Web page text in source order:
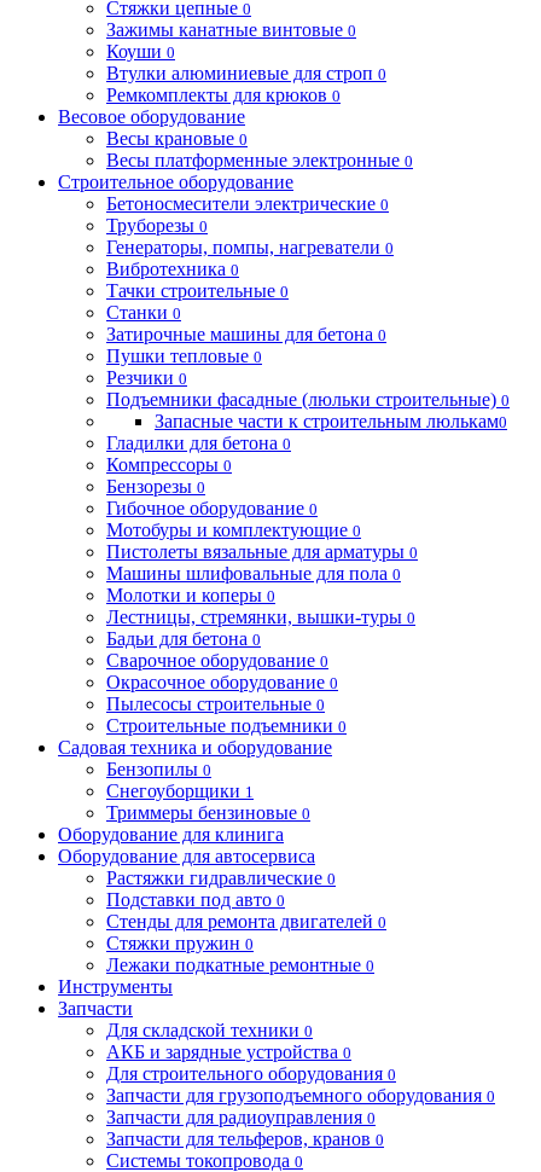
Стяжки цепные 0
Зажимы канатные винтовые 0
Коуши 0
Втулки алюминиевые для строп 0
Ремкомплекты для крюков 0
Весовое оборудование
Весы крановые 0
Весы платформенные электронные 0
Строительное оборудование
Бетоносмесители электрические 0
Труборезы 0
Генераторы, помпы, нагреватели 0
Вибротехника 0
Тачки строительные 0
Станки 0
Затирочные машины для бетона 0
Пушки тепловые 0
Резчики 0
Подъемники фасадные (люльки строительные) 0
Запасные части к строительным люлькам0
Гладилки для бетона 0
Компрессоры 0
Бензорезы 0
Гибочное оборудование 0
Мотобуры и комплектующие 0
Пистолеты вязальные для арматуры 0
Машины шлифовальные для пола 0
Молотки и коперы 0
Лестницы, стремянки, вышки-туры 0
Бадьи для бетона 0
Сварочное оборудование 0
Окрасочное оборудование 0
Пылесосы строительные 0
Строительные подъемники 0
Садовая техника и оборудование
Бензопилы 0
Снегоуборщики 1
Триммеры бензиновые 0
Оборудование для клинига
Оборудование для автосервиса
Растяжки гидравлические 0
Подставки под авто 0
Стенды для ремонта двигателей 0
Стяжки пружин 0
Лежаки подкатные ремонтные 0
Инструменты
Запчасти
Для складской техники 0
АКБ и зарядные устройства 0
Для строительного оборудования 0
Запчасти для грузоподъемного оборудования 0
Запчасти для радиоуправления 0
Запчасти для тельферов, кранов 0
Системы токопровода 0